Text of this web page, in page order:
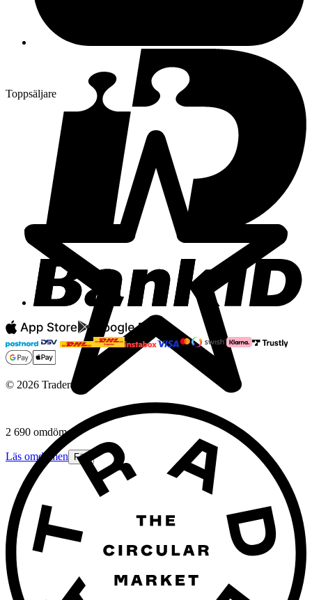
Toppsäljare
2 690 omdömen
Läs omdömen Följ
© 2026 Tradera